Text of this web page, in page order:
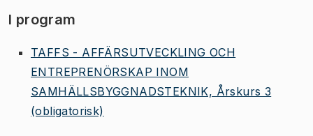
I program
TAFFS - AFFÄRSUTVECKLING OCH
ENTREPRENÖRSKAP INOM
SAMHÄLLSBYGGNADSTEKNIK, Årskurs 3
(obligatorisk)